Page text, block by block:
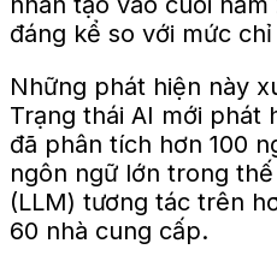
đáng kể so với mức
Những phát hiện này
Trạng thái AI mới phát
đã phân tích hơn 100
ngôn ngữ lớn trong
(LLM) tương tác trên
60 nhà cung cấp.